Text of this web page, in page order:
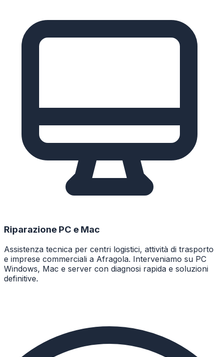
Riparazione PC e Mac
Assistenza tecnica per centri logistici, attività di trasporto
e imprese commerciali a Afragola. Interveniamo su PC
Windows, Mac e server con diagnosi rapida e soluzioni
definitive.